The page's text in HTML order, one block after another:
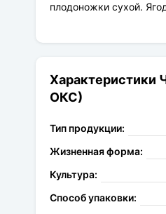
плодоножки сухой.
Характеристики
ОКС)
Тип продукции:
Жизненная форма:
Культура:
Способ упаковки: